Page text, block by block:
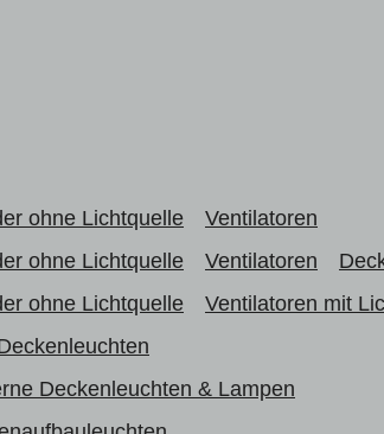
ohne Lichtquelle
Ventilatoren
ohne Lichtquelle
Ventilatoren
ohne Lichtquelle
Ventilatoren mit
Deckenleuchten & Lampen